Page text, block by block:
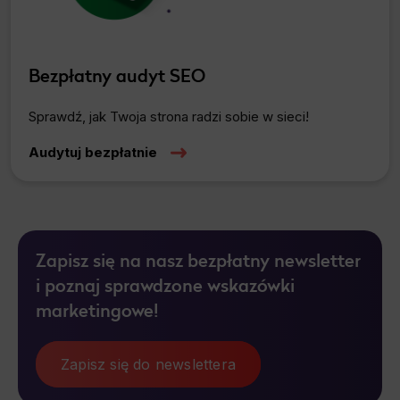
Bezpłatny audyt SEO
Sprawdź, jak Twoja strona radzi sobie w sieci!
Audytuj bezpłatnie
Zapisz się na nasz bezpłatny newsletter
i poznaj sprawdzone wskazówki
marketingowe!
Zapisz się do newslettera